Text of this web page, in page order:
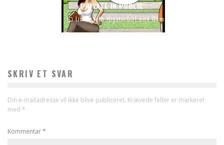
PRIVATE IN PUBLIC
Living with HipsterGirl and GamerGirl
SKRIV ET SVAR
Din e-mailadresse vil ikke blive publiceret. Krævede felter er markeret
med *
Kommentar*